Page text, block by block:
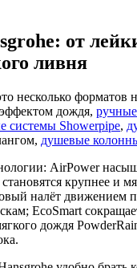
от
ливня
несколько форматов
дождя,
системы Showerpipe,
душевые
AirPower
крупнее и
налёт движением
EcoSmart
дождя